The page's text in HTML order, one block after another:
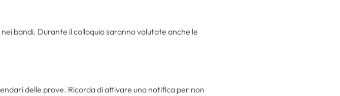
bandi. Durante il colloquio saranno valutate anche le
delle prove. Ricorda di attivare una notifica per non